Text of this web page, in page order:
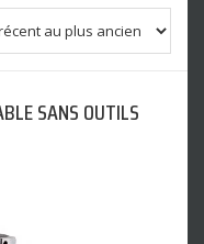
SANS OUTILS